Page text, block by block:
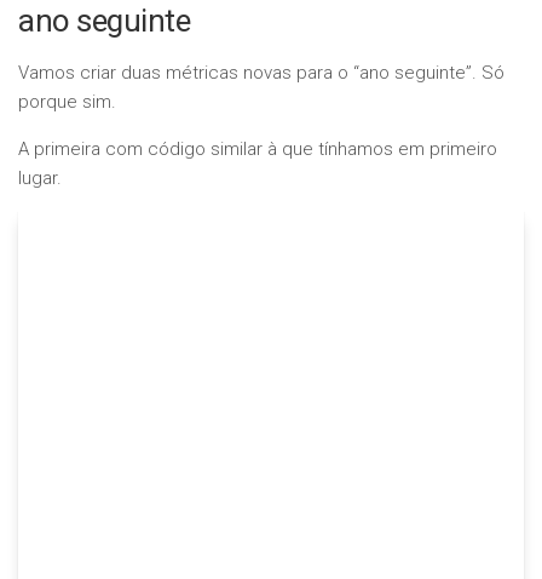
ano seguinte
Vamos criar duas métricas novas para o “ano seguinte”. Só
porque sim.
A primeira com código similar à que tínhamos em primeiro
lugar.